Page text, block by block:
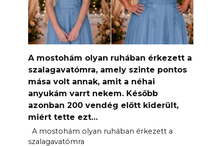
A mostohám olyan ruhában érkezett a
szalagavatómra, amely szinte pontos
mása volt annak, amit a néhai
anyukám varrt nekem. Később
azonban 200 vendég előtt kiderült,
miért tette ezt…
A mostohám olyan ruhában érkezett a
szalagavatómra